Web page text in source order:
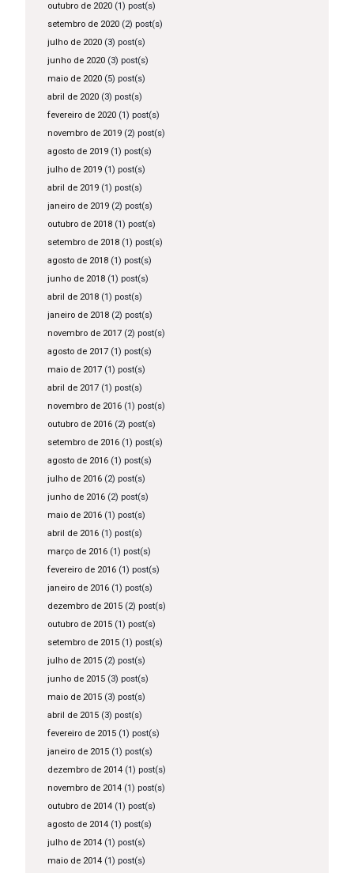
outubro de 2020(1) post(s)
setembro de 2020(2) post(s)
julho de 2020(3) post(s)
junho de 2020(3) post(s)
maio de 2020(5) post(s)
abril de 2020(3) post(s)
fevereiro de 2020(1) post(s)
novembro de 2019(2) post(s)
agosto de 2019(1) post(s)
julho de 2019(1) post(s)
abril de 2019(1) post(s)
janeiro de 2019(2) post(s)
outubro de 2018(1) post(s)
setembro de 2018(1) post(s)
agosto de 2018(1) post(s)
junho de 2018(1) post(s)
abril de 2018(1) post(s)
janeiro de 2018(2) post(s)
novembro de 2017(2) post(s)
agosto de 2017(1) post(s)
maio de 2017(1) post(s)
abril de 2017(1) post(s)
novembro de 2016(1) post(s)
outubro de 2016(2) post(s)
setembro de 2016(1) post(s)
agosto de 2016(1) post(s)
julho de 2016(2) post(s)
junho de 2016(2) post(s)
maio de 2016(1) post(s)
abril de 2016(1) post(s)
março de 2016(1) post(s)
fevereiro de 2016(1) post(s)
janeiro de 2016(1) post(s)
dezembro de 2015(2) post(s)
outubro de 2015(1) post(s)
setembro de 2015(1) post(s)
julho de 2015(2) post(s)
junho de 2015(3) post(s)
maio de 2015(3) post(s)
abril de 2015(3) post(s)
fevereiro de 2015(1) post(s)
janeiro de 2015(1) post(s)
dezembro de 2014(1) post(s)
novembro de 2014(1) post(s)
outubro de 2014(1) post(s)
agosto de 2014(1) post(s)
julho de 2014(1) post(s)
maio de 2014(1) post(s)